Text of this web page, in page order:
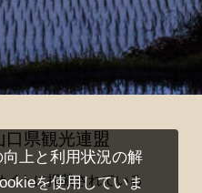
口県観光連盟
イトに掲載されている
上と利用状況の解
を使用していま